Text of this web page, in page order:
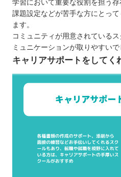
学習において重要な役割を担う存
課題設定などが苦手な方にとっ
ます。
コミュニティが用意されている
ミュニケーションが取りやすいで
キャリアサポートをしてく